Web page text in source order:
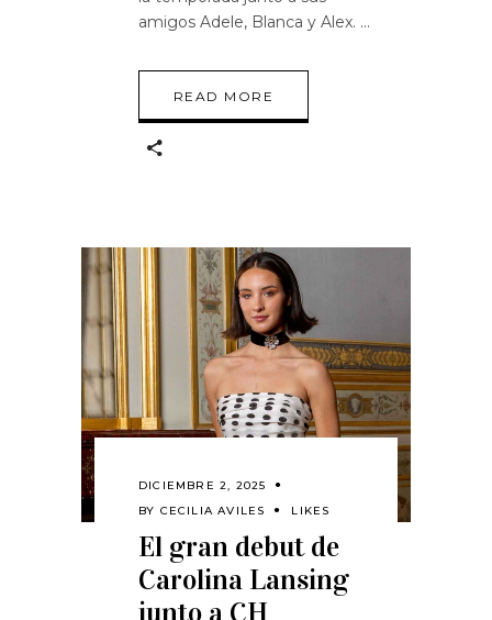
amigos Adele, Blanca y Alex.
READ MORE
DICIEMBRE 2, 2025
BY CECILIA AVILES LIKES
El gran debut de
Carolina Lansing